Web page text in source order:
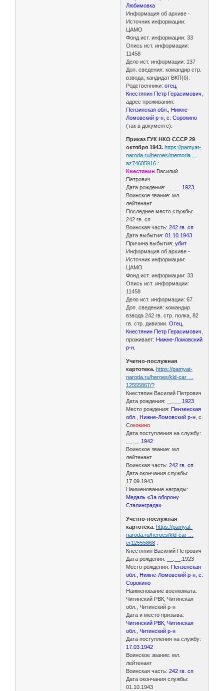
Любимовка
Информация об архиве -
Источник информации:
ЦАМО
Фонд ист. информации: 33
Опись ист. информации:
11458
Дело ист. информации: 137
Доп. сведения: командир стр.
взвода; кандидат ВКП(б).
Родственники:отец,
Кнестяпин Петр Герасимович
адрес проживания:
Пензинская обл., Нижне-
Ломовский р-н, с. Сорокино
(так в документе).
Приказ ГУК НКО СССР 29
октября 1943. https://pamyat-
naroda.ru/heroes/memoria …
az74605916 :
Кнестянин Василий
Петрович
Дата рождения: __.__. 1923
Воинское звание: мл.
лейтенант
Последнее место службы:
242 гв. сп
Воинская часть:242 гв. сп
Дата выбытия:01.10.1943
Причина выбытия:убит
Информация об архиве -
Источник информации:
ЦАМО
Фонд ист. информации: 33
Опись ист. информации:
11458
Дело ист. информации: 67
Доп. сведения: командир
взвода 242 гв. стр. полка, 82
гв. стр. дивизии.Отец,
Кнестянин Петр Герасимович
проживает: Нижне-Ломовский
р-н.
Учетно-послужная
картотека. https://pamyat-
naroda.ru/heroes/kld-car …
12555867/?
Кнестяпин Василий Петрович
Дата рождения: __.__. 1923
Место рождения: Пензенская
обл., Нижне-Ломовский р-н , с.
Сококино
Дата поступления на службу:
1942
Воинское звание: мл.
лейтенант
Воинская часть:242 гв. сп
Дата окончания службы:
17.09.1943
Наименование награды:
Медаль «За оборону
Сталинграда»
Учетно-послужная
картотека. https://pamyat-
naroda.ru/heroes/kld-car …
er12555868 :
Кнестяпин Василий Петрович
Дата рождения: __.__.1923
Место рождения: Пензенская
обл., Нижне-Ломовский р-н, с.
Сорокино
Наименование военкомата:
Читинский РВК, Читинская
обл., Читинский р-н
Дата и место призыва:
Читинский РВК, Читинская
обл., Читинский р-н
Дата поступления на службу:
17.03.1942
Воинское звание: мл.
лейтенант
Воинская часть:242 гв. сп
Дата окончания службы:
01.10.1943